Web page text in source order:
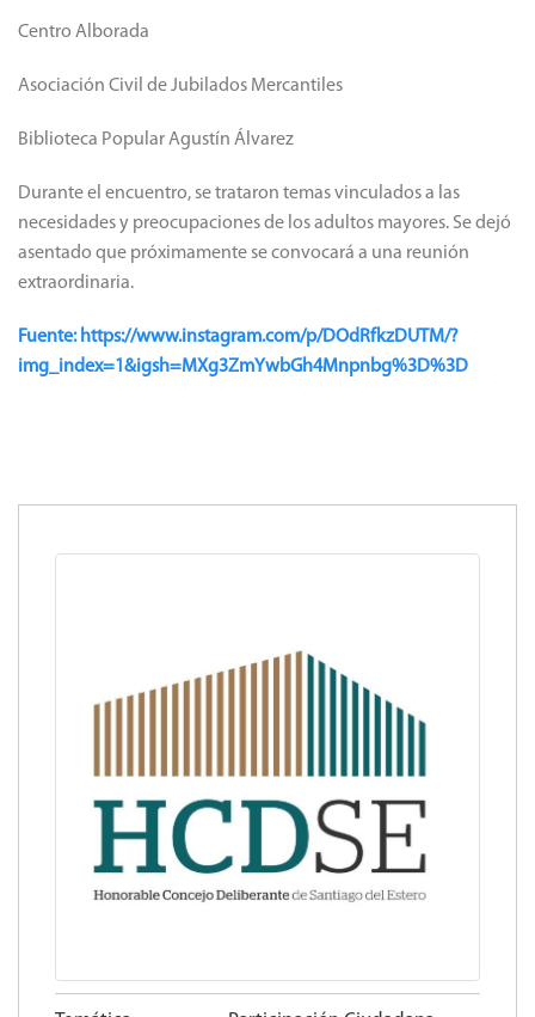
Centro Alborada
Asociación Civil de Jubilados Mercantiles
Biblioteca Popular Agustín Álvarez
Durante el encuentro, se trataron temas vinculados a las
necesidades y preocupaciones de los adultos mayores. Se dejó
asentado que próximamente se convocará a una reunión
extraordinaria.
Fuente: https://www.instagram.com/p/DOdRfkzDUTM/?
img_index=1&igsh=MXg3ZmYwbGh4Mnpnbg%3D%3D